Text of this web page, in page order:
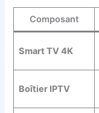
Composant
Smart TV 4K
Boîtier IPTV